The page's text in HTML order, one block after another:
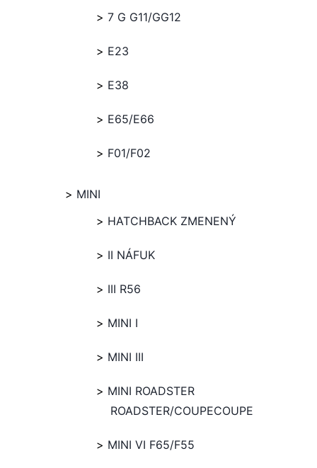
7 G G11/GG12
E23
E38
E65/E66
F01/F02
MINI
HATCHBACK ZMENENÝ
II NÁFUK
III R56
MINI I
MINI III
MINI ROADSTER
ROADSTER/COUPECOUPE
MINI VI F65/F55